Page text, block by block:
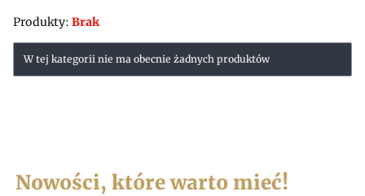
Produkty: Brak
Lista produktów
W tej kategorii nie ma obecnie żadnych produktów
Nowości, które warto mieć!